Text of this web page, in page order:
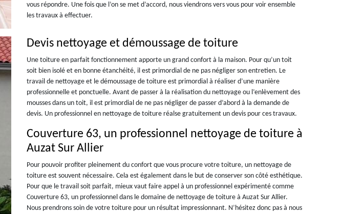
vous répondre. Une fois que l’on se met d’accord, nous viendrons vers vous pour voir ensemble
les travaux à effectuer.
Devis nettoyage et démoussage de toiture
Une toiture en parfait fonctionnement apporte un grand confort à la maison. Pour qu’un toit
soit bien isolé et en bonne étanchéité, il est primordial de ne pas négliger son entretien. Le
travail de nettoyage et le démoussage de toiture est primordial à réaliser d’une manière
professionnelle et ponctuelle. Avant de passer à la réalisation du nettoyage ou l’enlèvement des
mousses dans un toit, il est primordial de ne pas négliger de passer d’abord à la demande de
devis. Un professionnel en nettoyage de toiture réalse gratuitement un devis pour ces travaux.
Couverture 63, un professionnel nettoyage de toiture à
Auzat Sur Allier
Pour pouvoir profiter pleinement du confort que vous procure votre toiture, un nettoyage de
toiture est souvent nécessaire. Cela est également dans le but de conserver son côté esthétique.
Pour que le travail soit parfait, mieux vaut faire appel à un professionnel expérimenté comme
Couverture 63, un professionnel dans le domaine de nettoyage de toiture à Auzat Sur Allier.
Nous prendrons soin de votre toiture pour un résultat impressionnant. N’hésitez donc pas à nous